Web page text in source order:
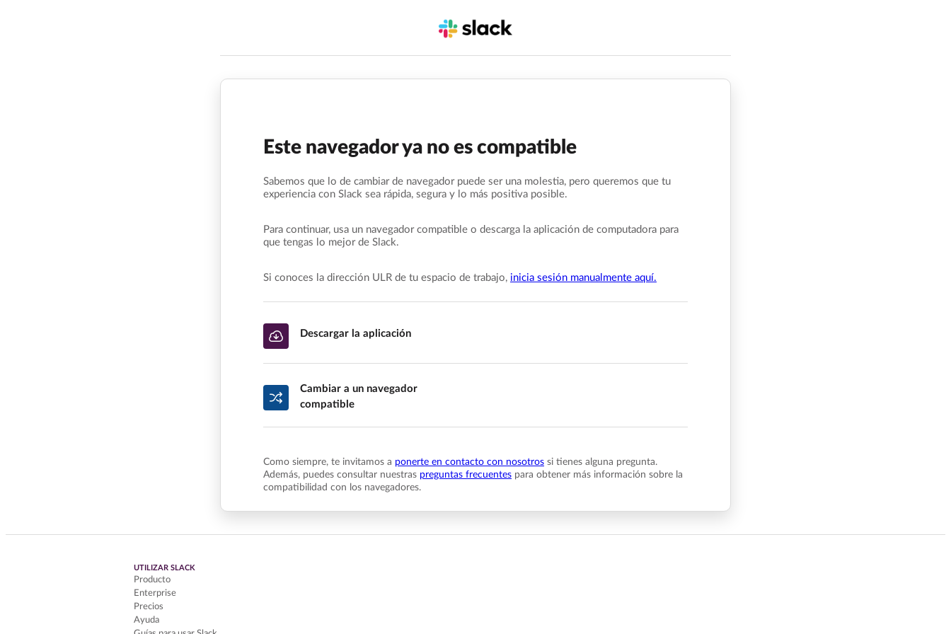
Este navegador ya no es compatible
Sabemos que lo de cambiar de navegador puede ser una molestia, pero queremos que tu
experiencia con Slack sea rápida, segura y lo más positiva posible.
Para continuar, usa un navegador compatible o descarga la aplicación de computadora para
que tengas lo mejor de Slack.
Si conoces la dirección ULR de tu espacio de trabajo, inicia sesión manualmente aquí.
Descargar la aplicación
Cambiar a un navegador
compatible
Como siempre, te invitamos a ponerte en contacto con nosotros si tienes alguna pregunta.
Además, puedes consultar nuestras preguntas frecuentes para obtener más información sobre la
compatibilidad con los navegadores.
UTILIZAR SLACK
Producto
Enterprise
Precios
Ayuda